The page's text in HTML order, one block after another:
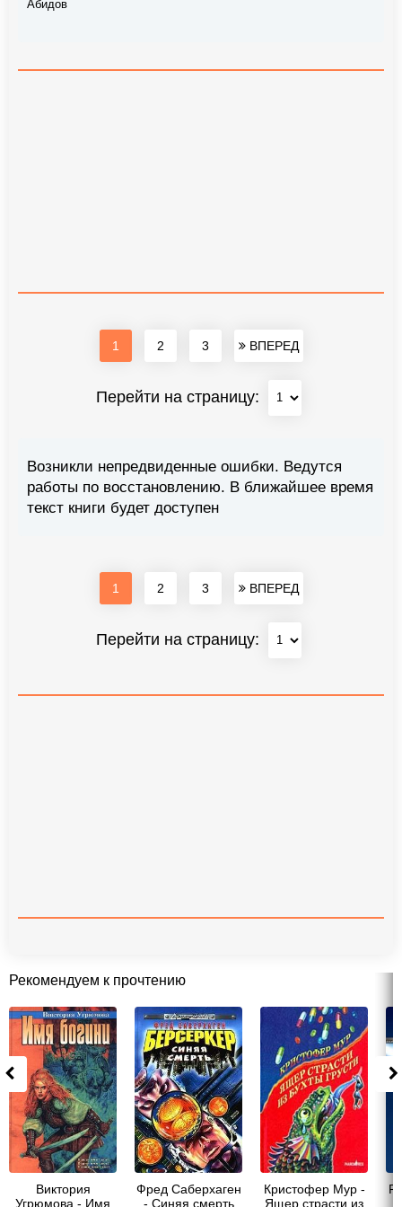
Абидов
1 2 3 ВПЕРЕД
Перейти на страницу:
Возникли непредвиденные ошибки. Ведутся
работы по восстановлению. В ближайшее время
текст книги будет доступен
1 2 3 ВПЕРЕД
Перейти на страницу:
Рекомендуем к прочтению
Виктория
Угрюмова - Имя
Фред Саберхаген
- Синяя смерть
Кристофер Мур -
Ящер страсти из